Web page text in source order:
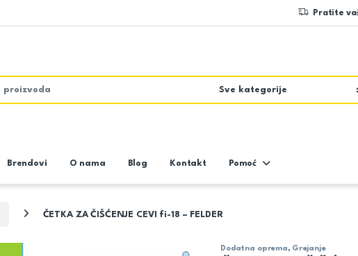
Pratite
Brendovi O nama Blog Kontakt Pomoć
ČETKA ZA ČIŠĆENJE CEVI fi-18 – FELDER
Dodatna oprema, Grejanje